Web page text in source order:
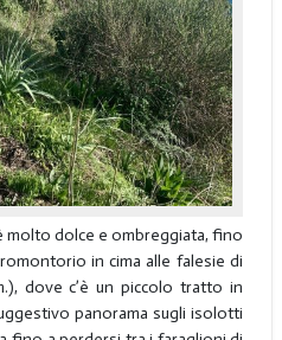
molto dolce e ombreggiata, fino
in cima alle falesie di
dove c’è un piccolo tratto in
panorama sugli isolotti